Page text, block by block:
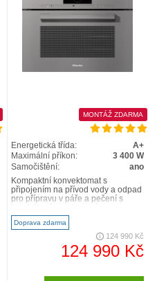
MONTÁŽ ZDARMA
Energetická třída:
A+
Maximální příkon:
3 400 W
Samočištění:
ano
Kompaktní konvektomat s
připojením na přívod vody a odpad
pro přípravu v páře a pečení s
teploměrem + příprava menu Velký
dot..
Doprava zdarma
124 990 Kč
124 990 Kč